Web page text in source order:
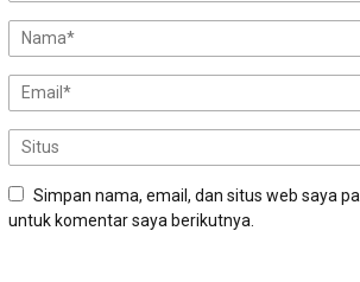
Simpan nama, email, dan situs web saya
untuk komentar saya berikutnya.